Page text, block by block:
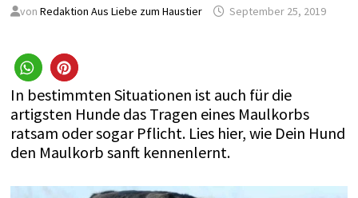
von Redaktion Aus Liebe zum Haustier September 25, 2019
In bestimmten Situationen ist auch für die
artigsten Hunde das Tragen eines Maulkorbs
ratsam oder sogar Pflicht. Lies hier, wie Dein Hund
den Maulkorb sanft kennenlernt.